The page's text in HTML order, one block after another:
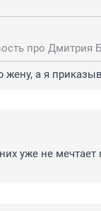
а я
уже не мечтает